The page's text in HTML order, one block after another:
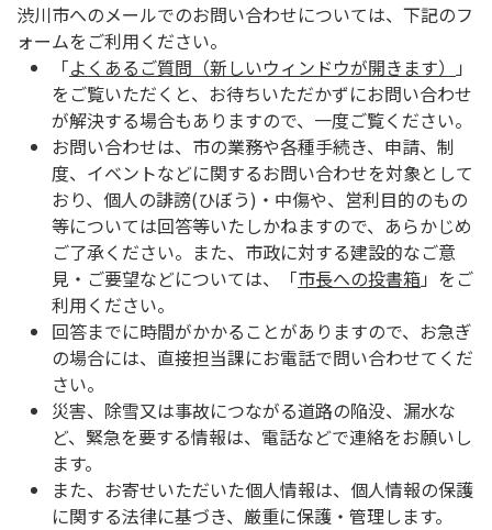
渋川市へのメールでのお問い合わせについては、下記のフ
ォームをご利用ください。
「よくあるご質問（新しいウィンドウが開きます）
」
をご覧いただくと、お待ちいただかずにお問い合わせ
が解決する場合もありますので、一度ご覧ください。
お問い合わせは、市の業務や各種手続き、申請、制
度、イベントなどに関するお問い合わせを対象として
おり、個人の誹謗(ひぼう)・中傷や、営利目的のもの
等については回答等いたしかねますので、あらかじめ
ご了承ください。また、市政に対する建設的なご意
見・ご要望などについては、「市長への投書箱」をご
利用ください。
回答までに時間がかかることがありますので、お急ぎ
の場合には、直接担当課にお電話で問い合わせてくだ
さい。
災害、除雪又は事故につながる道路の陥没、漏水な
ど、緊急を要する情報は、電話などで連絡をお願いし
ます。
また、お寄せいただいた個人情報は、個人情報の保護
に関する法律に基づき、厳重に保護・管理します。